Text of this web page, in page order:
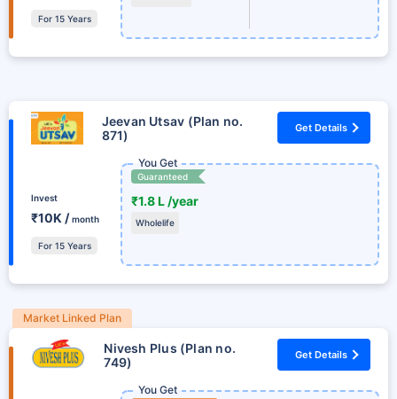
For 15 Years
Jeevan Utsav (Plan no.
871)
Get Details
Invest
₹10K /month
For 15 Years
You Get
Guaranteed
₹1.8 L /year
Wholelife
Market Linked Plan
Nivesh Plus (Plan no.
749)
Get Details
You Get